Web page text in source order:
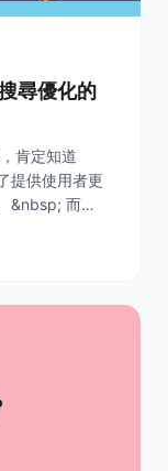
尋優化的
肯定知道
提供使用者更
&nbsp; 而
北搜尋「義